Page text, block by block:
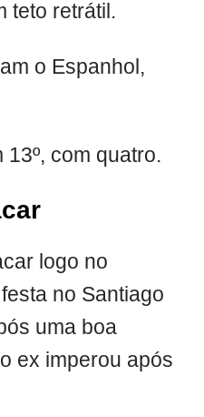
teto retrátil.
o Espanhol,
com quatro.
logo no
no Santiago
uma boa
ex imperou após